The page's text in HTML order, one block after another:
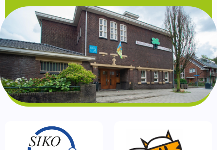
Schoolgids
Gezonde school
Kinderopvang
BSO
Routebeschrijving
Privacy